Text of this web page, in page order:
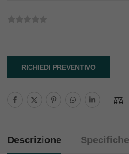
RICHIEDI PREVENTIVO
Descrizione Specifiche